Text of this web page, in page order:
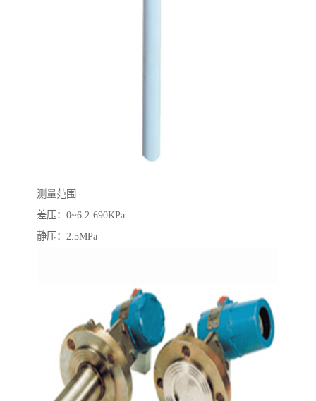
测量范围
差压：0~6.2-690KPa
静压：2.5MPa